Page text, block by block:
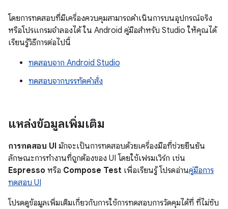
โดยการทดสอบที่มีเครื่องควบคุมสามารถดำเนินการบนอุปกรณ์จริง
หรือโปรแกรมจำลองได้ ใน Android คู่มือสำหรับ Studio ให้คุณได้
เรียนรู้วิธีการต่อไปนี้
ทดสอบจาก Android Studio
ทดสอบจากบรรทัดคำสั่ง
แหล่งข้อมูลเพิ่มเติม
การทดสอบ UI มักจะเป็นการทดสอบด้วยเครื่องมือที่ช่วยยืนยัน
ลักษณะการทำงานที่ถูกต้องของ UI โดยใช้เฟรมเวิร์ก เช่น
Espresso หรือ Compose Test เพื่อเรียนรู้ โปรดอ่านคู่มือการ
ทดสอบ UI
โปรดดูข้อมูลเพิ่มเติมเกี่ยวกับการใช้การทดสอบการวัดคุมได้ที่ ที่ไม่ซับ